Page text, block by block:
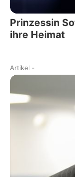
Prinzessin
ihre Heimat
Artikel -